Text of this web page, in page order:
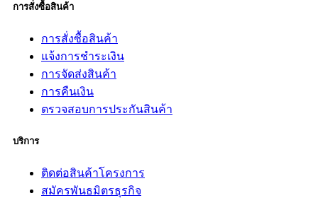
การสั่งซื้อสินค้า
การสั่งซื้อสินค้า
แจ้งการชำระเงิน
การจัดส่งสินค้า
การคืนเงิน
ตรวจสอบการประกันสินค้า
บริการ
ติดต่อสินค้าโครงการ
สมัครพันธมิตรธุรกิจ